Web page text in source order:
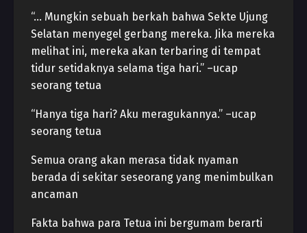
“… Mungkin sebuah berkah bahwa Sekte Ujung
Selatan menyegel gerbang mereka. Jika mereka
melihat ini, mereka akan terbaring di tempat
tidur setidaknya selama tiga hari.” –ucap
seorang tetua
“Hanya tiga hari? Aku meragukannya.” –ucap
seorang tetua
Semua orang akan merasa tidak nyaman
berada di sekitar seseorang yang menimbulkan
ancaman
Fakta bahwa para Tetua ini bergumam berarti